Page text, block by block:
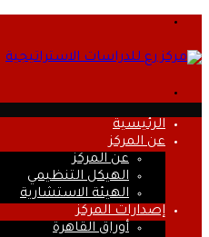
الرئيسية
عن المركز
عن المركز
الهيكل التنظيمي
الهيئة الاستشارية
إصدارات المركز
أوراق القاهرة